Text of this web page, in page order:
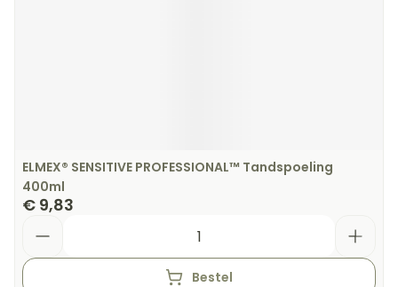
ELMEX® SENSITIVE PROFESSIONAL™ Tandspoeling
400ml
€ 9,83
Bestel